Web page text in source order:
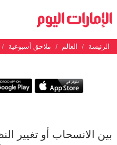
الرئيسة العالم ملاحق أسبوعية
بين الانسحاب أو تغيير